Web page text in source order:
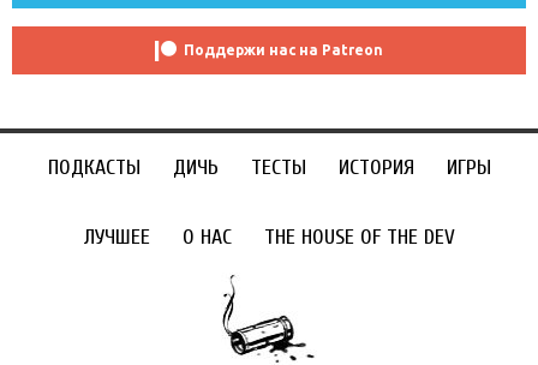
Поддержи нас на Patreon
ПОДКАСТЫ ДИЧЬ ТЕСТЫ ИСТОРИЯ ИГРЫ
ЛУЧШЕЕ О НАС THE HOUSE OF THE DEV